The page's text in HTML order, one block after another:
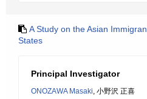
A Study on the Asian
States
Principal Investigator
ONOZAWA Masaki, 小野沢 正喜